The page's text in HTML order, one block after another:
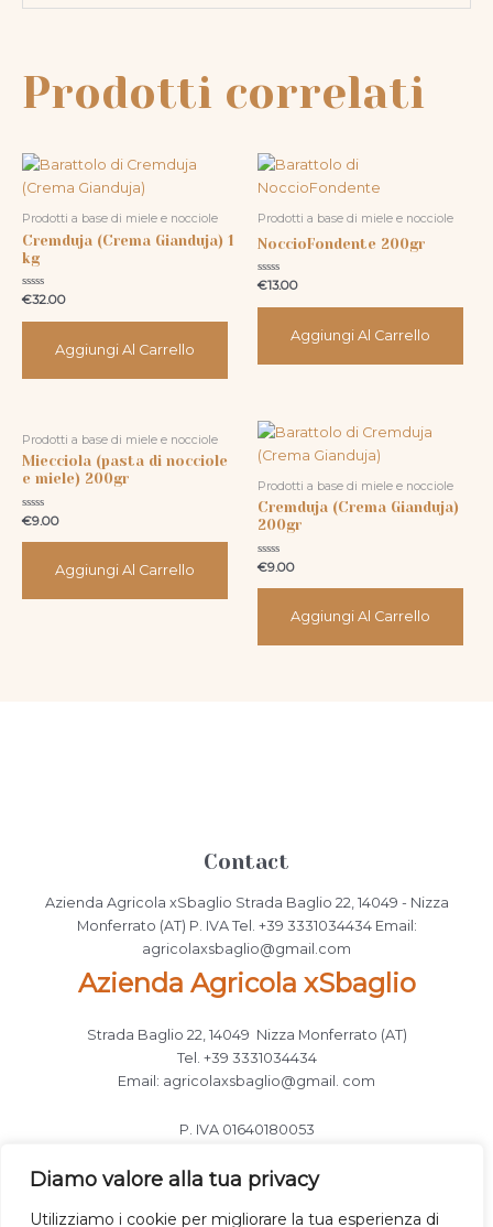
Diamo valore alla tua privacy
Utilizziamo i cookie per migliorare la tua esperienza di
Prodotti correlati
Prodotti a base di miele e nocciole
Cremduja (Crema Gianduja) 1
kg
Valutato
su
€32.00
Aggiungi Al Carrello
Prodotti a base di miele e nocciole
NoccioFondente 200gr
Valutato
su
€13.00
Aggiungi Al Carrello
Prodotti a base di miele e nocciole
Miecciola (pasta di nocciole
e miele) 200gr
Valutato
su
€9.00
Aggiungi Al Carrello
Prodotti a base di miele e nocciole
Cremduja (Crema Gianduja)
200gr
Valutato
su
€9.00
Aggiungi Al Carrello
Contact
Azienda Agricola xSbaglio Strada Baglio 22, 14049 - Nizza
Monferrato (AT) P. IVA Tel. +39 3331034434 Email:
agricolaxsbaglio@gmail.com
Azienda Agricola xSbaglio
Strada Baglio 22, 14049 Nizza Monferrato (AT)
Tel. +39 3331034434
Email: agricolaxsbaglio@gmail. com
P. IVA 01640180053
Follow Us